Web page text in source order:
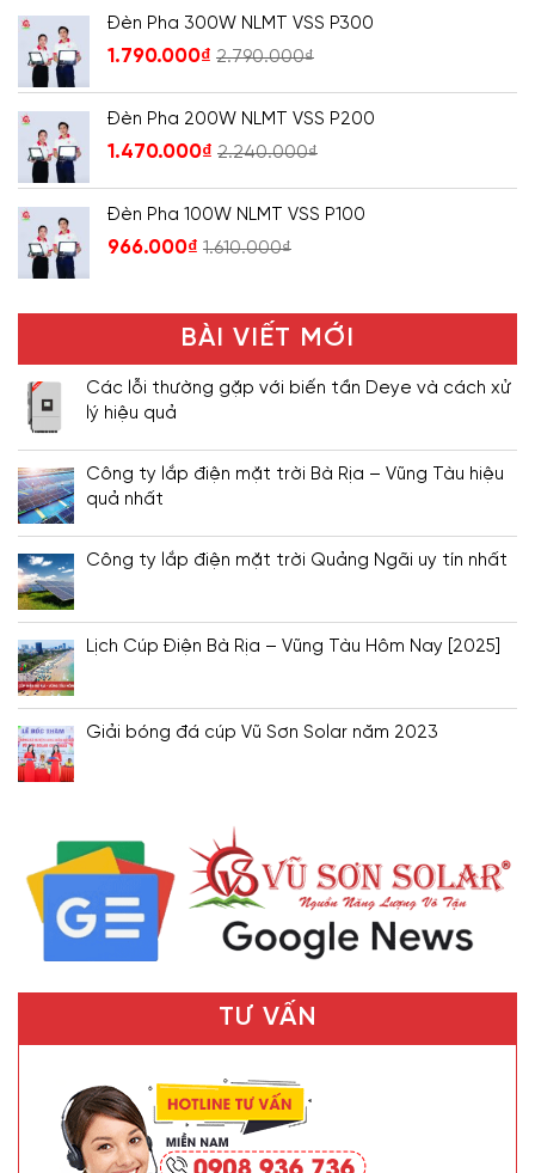
Đèn Pha 300W NLMT VSS P300
1.790.000₫ 2.790.000₫
Đèn Pha 200W NLMT VSS P200
1.470.000₫ 2.240.000₫
Đèn Pha 100W NLMT VSS P100
966.000₫ 1.610.000₫
BÀI VIẾT MỚI
Các lỗi thường gặp với biến tần Deye và cách xử
lý hiệu quả
Công ty lắp điện mặt trời Bà Rịa – Vũng Tàu hiệu
quả nhất
Công ty lắp điện mặt trời Quảng Ngãi uy tín nhất
Lịch Cúp Điện Bà Rịa – Vũng Tàu Hôm Nay [2025]
Giải bóng đá cúp Vũ Sơn Solar năm 2023
TƯ VẤN